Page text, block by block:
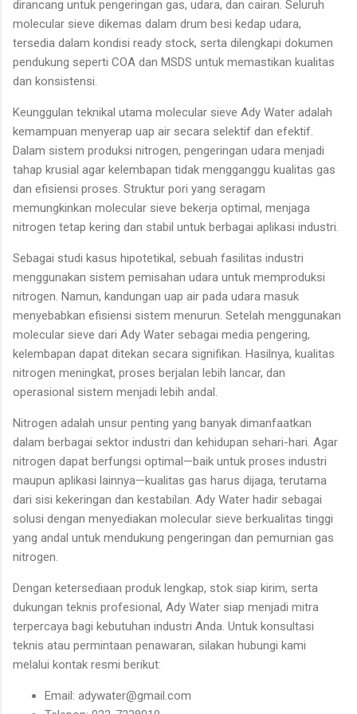
dirancang untuk pengeringan gas, udara, dan cairan. Seluruh
molecular sieve dikemas dalam drum besi kedap udara,
tersedia dalam kondisi ready stock, serta dilengkapi dokumen
pendukung seperti COA dan MSDS untuk memastikan kualitas
dan konsistensi.
Keunggulan teknikal utama molecular sieve Ady Water adalah
kemampuan menyerap uap air secara selektif dan efektif.
Dalam sistem produksi nitrogen, pengeringan udara menjadi
tahap krusial agar kelembapan tidak mengganggu kualitas gas
dan efisiensi proses. Struktur pori yang seragam
memungkinkan molecular sieve bekerja optimal, menjaga
nitrogen tetap kering dan stabil untuk berbagai aplikasi industri.
Sebagai studi kasus hipotetikal, sebuah fasilitas industri
menggunakan sistem pemisahan udara untuk memproduksi
nitrogen. Namun, kandungan uap air pada udara masuk
menyebabkan efisiensi sistem menurun. Setelah menggunakan
molecular sieve dari Ady Water sebagai media pengering,
kelembapan dapat ditekan secara signifikan. Hasilnya, kualitas
nitrogen meningkat, proses berjalan lebih lancar, dan
operasional sistem menjadi lebih andal.
Nitrogen adalah unsur penting yang banyak dimanfaatkan
dalam berbagai sektor industri dan kehidupan sehari-hari. Agar
nitrogen dapat berfungsi optimal—baik untuk proses industri
maupun aplikasi lainnya—kualitas gas harus dijaga, terutama
dari sisi kekeringan dan kestabilan. Ady Water hadir sebagai
solusi dengan menyediakan molecular sieve berkualitas tinggi
yang andal untuk mendukung pengeringan dan pemurnian gas
nitrogen.
Dengan ketersediaan produk lengkap, stok siap kirim, serta
dukungan teknis profesional, Ady Water siap menjadi mitra
terpercaya bagi kebutuhan industri Anda. Untuk konsultasi
teknis atau permintaan penawaran, silakan hubungi kami
melalui kontak resmi berikut:
Email: adywater@gmail.com